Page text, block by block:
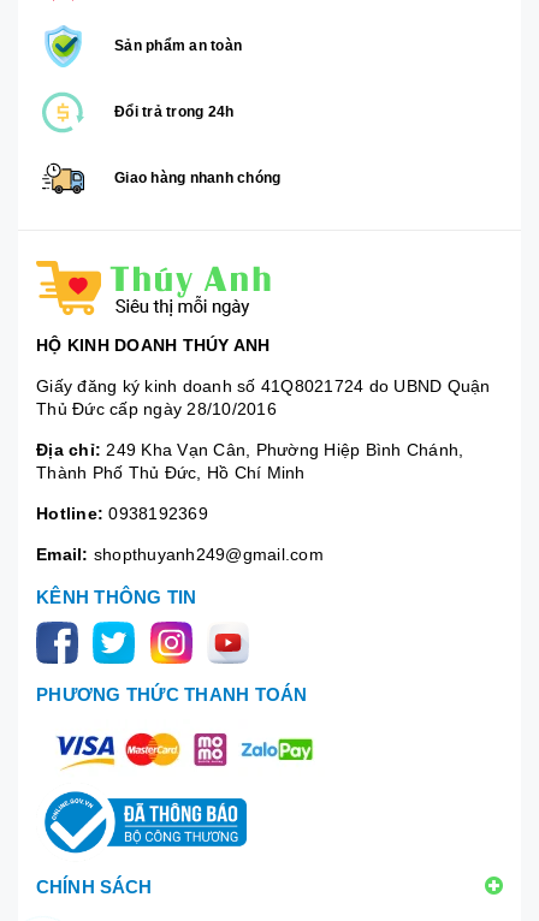
Sản phẩm an toàn
Đổi trả trong 24h
Giao hàng nhanh chóng
HỘ KINH DOANH THÚY ANH
Giấy đăng ký kinh doanh số 41Q8021724 do UBND Quận
Thủ Đức cấp ngày 28/10/2016
Địa chỉ: 249 Kha Vạn Cân, Phường Hiệp Bình Chánh,
Thành Phố Thủ Đức, Hồ Chí Minh
Hotline: 0938192369
Email: shopthuyanh249@gmail.com
KÊNH THÔNG TIN
PHƯƠNG THỨC THANH TOÁN
CHÍNH SÁCH